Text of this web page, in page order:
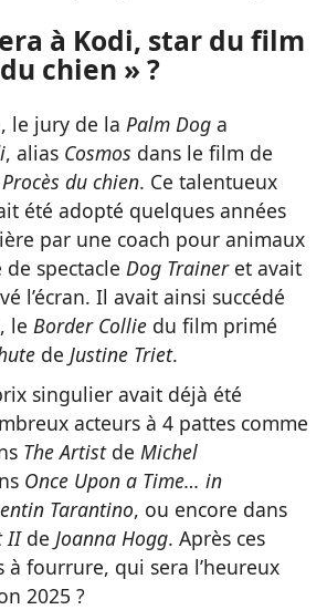
à Kodi, star du film
chien » ?
le jury de la Palm Dog a
, alias Cosmos dans le film de
Procès du chien. Ce talentueux
été adopté quelques années
par une coach pour animaux
spectacle Dog Traineret avait
l’écran. Il avait ainsi succédé
, le Border Collie du film primé
de Justine Triet.
singulier avait déjà été
acteurs à 4 pattes comme
The Artistde Michel
Once Upon a Time… in
Tarantino, ou encore dans
II de Joanna Hogg. Après ces
à fourrure, qui sera l’heureux
2025 ?